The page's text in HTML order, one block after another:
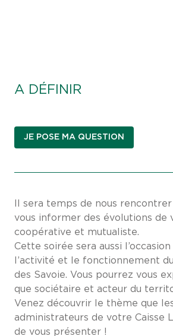
A DÉFINIR
JE POSE MA QUESTION
Il sera temps de nous
vous informer des évolutions de
coopérative et mutualiste.
Cette soirée sera aussi l’occasion
l’activité et le fonctionnement
des Savoie. Vous pourrez vous
que sociétaire et acteur du
Venez découvrir le thème que
administrateurs de votre Caisse
de vous présenter !